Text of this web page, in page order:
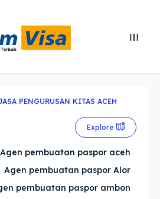
Cari
Cari
destinations
destinations
PENGURUSAN KITAS ACEH
Explore
Agen pembuatan paspor aceh
Agen pembuatan paspor Alor
pembuatan paspor ambon